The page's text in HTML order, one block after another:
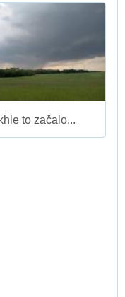
to začalo...